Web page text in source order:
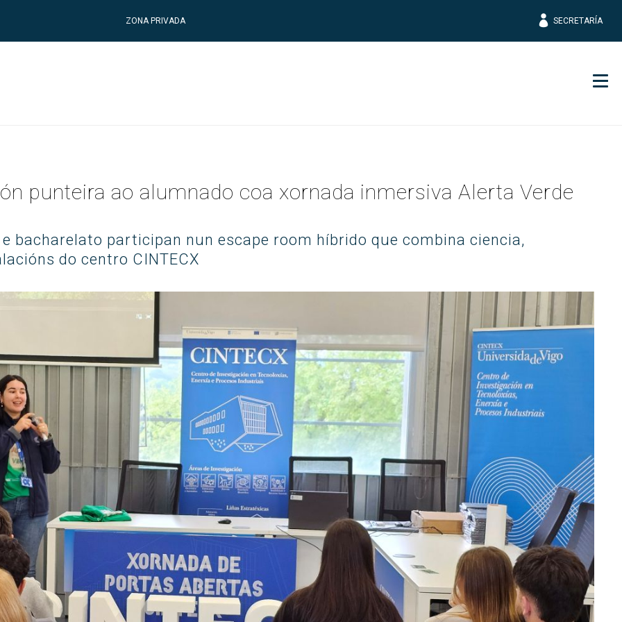
ZONA PRIVADA SECRETARÍA
punteira ao alumnado coa xornada inmersiva Alerta Verde
bacharelato participan nun escape room híbrido que combina ciencia,
do centro CINTECX